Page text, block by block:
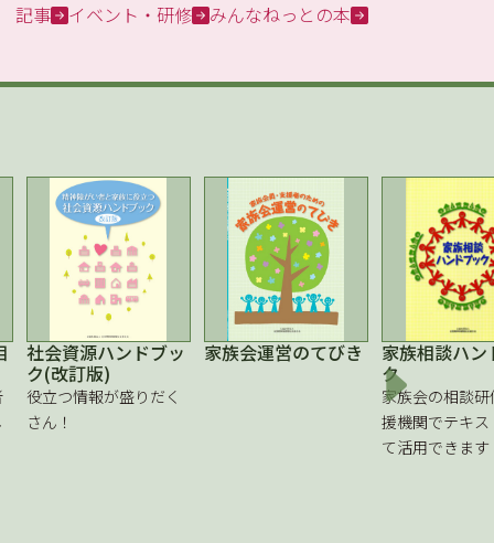
記事 イベント・研修 みんなねっとの本
社会資源ハンドブッ
ク(改訂版)
役立つ情報が盛りだく
さん！
家族会運営のてびき 家族相談ハン
ク
家族会の相談
援機関でテキ
て活用できます